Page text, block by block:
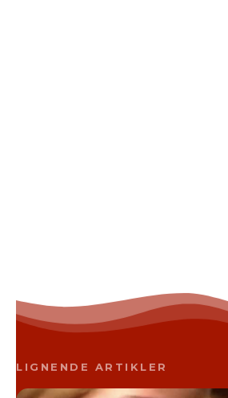
LIGNENDE ARTIKLER